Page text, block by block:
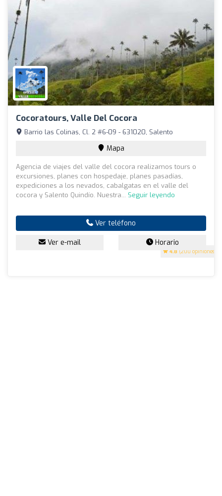
Cocoratours, Valle Del Cocora
4.8 (200 opiniones)
Barrio las Colinas, Cl. 2 #6-09 - 631020, Salento
Mapa
Agencia de viajes del valle del cocora realizamos tours o
excursiones, planes con hospedaje, planes pasadías,
expediciones a los nevados, cabalgatas en el valle del
cocora y Salento Quindío. Nuestra... Seguir leyendo
Ver teléfono
Ver e-mail Horario